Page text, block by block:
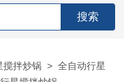
搅拌炒锅 >全自动行星